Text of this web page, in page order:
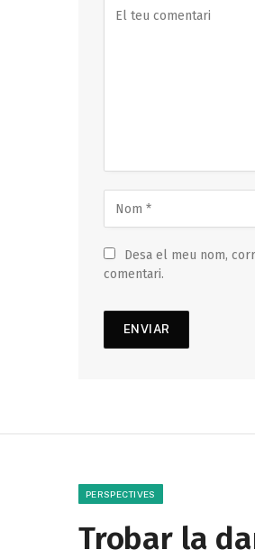
Desa el meu nom,
comentari.
PERSPECTIVES
Trobar la